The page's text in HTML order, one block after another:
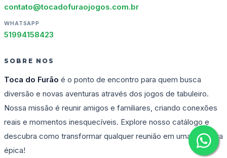
contato@tocadofuraojogos.com.br
WHATSAPP
51994158423
SOBRE NOS
Toca do Furão é o ponto de encontro para quem busca
diversão e novas aventuras através dos jogos de tabuleiro.
Nossa missão é reunir amigos e familiares, criando conexões
reais e momentos inesquecíveis. Explore nosso catálogo e
descubra como transformar qualquer reunião em uma aventura
épica!